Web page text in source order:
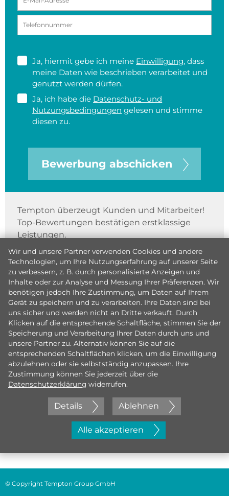
Ja, hiermit gebe ich meine Einwilligung, dass
meine Daten wie beschrieben verarbeitet und
genutzt werden dürfen.
Ja, ich habe die Datenschutz- und
Nutzungsbedingungen gelesen und stimme
diesen zu.
Bewerbung abschicken
Tempton überzeugt Kunden und Mitarbeiter!
Top-Bewertungen bestätigen erstklassige
Leistungen.
Jetzt initiativ bewerben
Wir und unsere Partner verwenden Cookies und andere
Technologien, um Ihre Nutzungserfahrung auf unserer Seite
zu verbessern, z. B. durch personalisierte Anzeigen und
Inhalte oder zur Analyse und Messung Ihrer Präferenzen. Wir
benötigen jedoch Ihre Zustimmung, um Daten auf Ihrem
Gerät zu speichern und zu verarbeiten. Ihre Daten sind bei
uns sicher und werden nicht an Dritte verkauft. Durch
Klicken auf die entsprechende Schaltfläche, stimmen Sie der
Speicherung und Verarbeitung Ihrer Daten durch uns und
unsere Partner zu. Alternativ können Sie auf die
entsprechenden Schaltflächen klicken, um die Einwilligung
abzulehnen oder sie selbstständig anzupassen. Ihre
Zustimmung können Sie jederzeit über die
Datenschutzerklärung widerrufen.
Details Ablehnen
Alle akzeptieren
© Copyright Tempton Group GmbH